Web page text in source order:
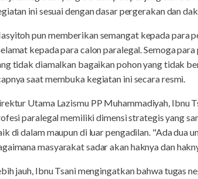
ini sesuai dengan dasar pergerakan dan
pun memberikan semangat kepada para
kepada para calon paralegal. Semoga
tidak diamalkan bagaikan pohon yang tidak
saat membuka kegiatan ini secara resmi.
Utama Lazismu PP Muhammadiyah, Ibnu
paralegal memiliki dimensi strategis yang
di dalam maupun di luar pengadilan. "Ada dua
masyarakat sadar akan haknya dan
jauh, Ibnu Tsani mengingatkan bahwa tugas